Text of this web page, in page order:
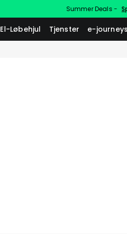
Summer Deals -
El-Løbehjul Tjenster e-journeys